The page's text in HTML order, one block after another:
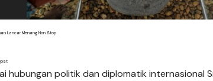
Lancar Menang Non Stop
hubungan politik dan diplomatik internasional